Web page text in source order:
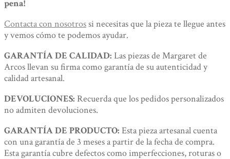
pena!
Contacta con nosotrossi necesitas que la pieza te llegue antes
y vemos cómo te podemos ayudar.
GARANTÍA DE CALIDAD: Las piezas de Margaret de
Arcos llevan su firma como garantía de su autenticidad y
calidad artesanal.
DEVOLUCIONES: Recuerda que los pedidos personalizados
no admiten devoluciones.
GARANTÍA DE PRODUCTO: Esta pieza artesanal cuenta
con una garantía de 3 meses a partir de la fecha de compra.
Esta garantía cubre defectos como imperfecciones, roturas o